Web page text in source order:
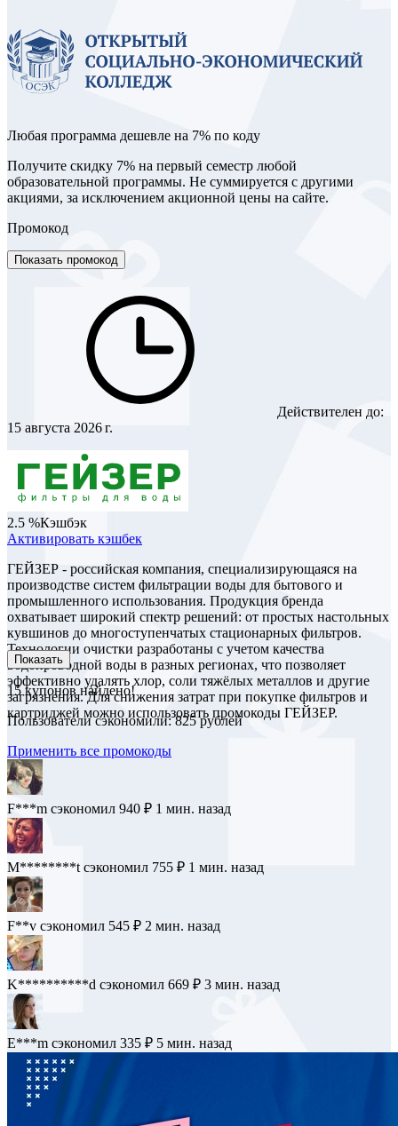
Любая программа дешевле на 7% по коду
Получите скидку 7% на первый семестр любой
образовательной программы. Не суммируется с другими
акциями, за исключением акционной цены на сайте.
Промокод
Показать промокод
Действителен до:
15 августа 2026 г.
2.5 %Кэшбэк
Активировать кэшбек
ГЕЙЗЕР - российская компания, специализирующаяся на
производстве систем фильтрации воды для бытового и
промышленного использования. Продукция бренда
охватывает широкий спектр решений: от простых настольных
кувшинов до многоступенчатых стационарных фильтров.
Технологии очистки разработаны с учетом качества
водопроводной воды в разных регионах, что позволяет
эффективно удалять хлор, соли тяжёлых металлов и другие
загрязнения. Для снижения затрат при покупке фильтров и
картриджей можно использовать промокоды ГЕЙЗЕР.
Показать
15купонов найдено!
Пользователи сэкономили: 825 рублей
Применить все промокоды
F***m сэкономил 940 ₽ 1 мин. назад
M********t сэкономил 755 ₽ 1 мин. назад
F**v сэкономил 545 ₽ 2 мин. назад
K**********d сэкономил 669 ₽ 3 мин. назад
E***m сэкономил 335 ₽ 5 мин. назад